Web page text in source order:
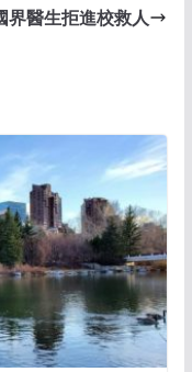
界醫生拒進校救人